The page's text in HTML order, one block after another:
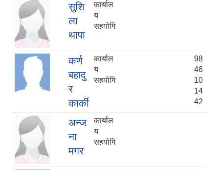
सुशि
ला
थापा
कार्याल
य
सहयोगि
कर्ण
बहादु
र
कार्की
कार्याल
य
सहयोगि
98
46
10
14
42
अन्ज
ना
मगर
कार्याल
य
सहयोगि